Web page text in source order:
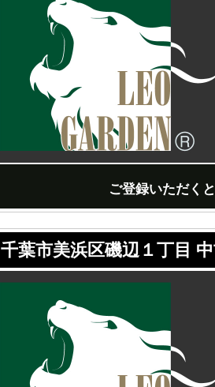
ご登録いただくと
千葉市美浜区磯辺１丁目